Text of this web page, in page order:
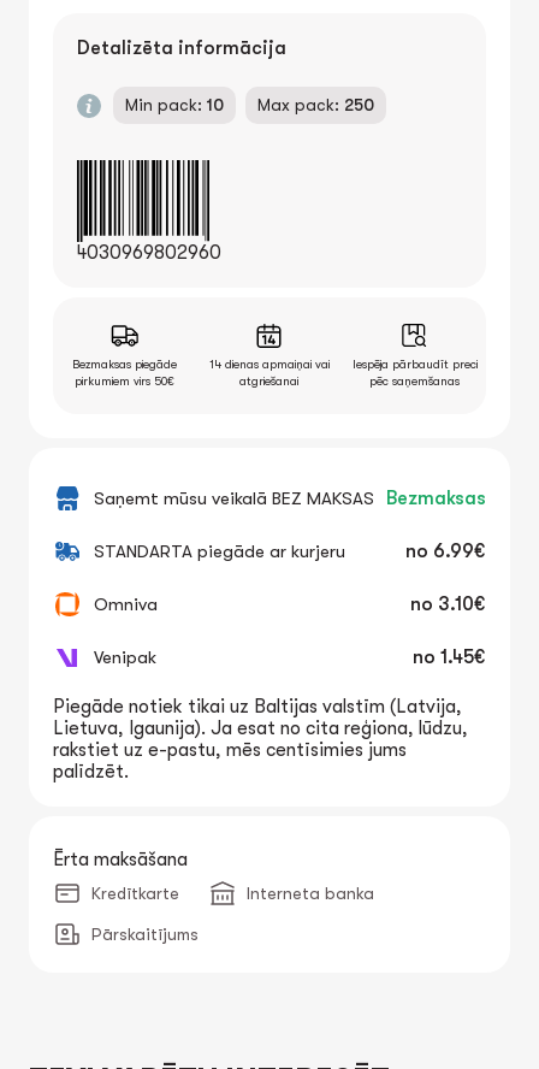
Detalizēta informācija
Min pack: 10 Max pack: 250
4030969802960
Bezmaksas piegāde
pirkumiem virs 50€
14 dienas apmaiņai vai
atgriešanai
Iespēja pārbaudīt preci
pēc saņemšanas
Saņemt mūsu veikalā BEZ MAKSAS Bezmaksas
STANDARTA piegāde ar kurjeru no 6.99€
Omniva no 3.10€
Venipak no 1.45€
Piegāde notiek tikai uz Baltijas valstīm (Latvija,
Lietuva, Igaunija). Ja esat no cita reģiona, lūdzu,
rakstiet uz e-pastu, mēs centīsimies jums
palīdzēt.
Ērta maksāšana
Kredītkarte Interneta banka
Pārskaitījums